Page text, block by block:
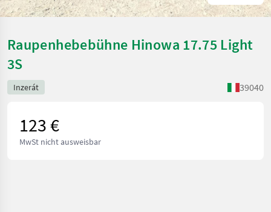
Raupenhebebühne Hinowa 17.75 Light
3S
Inzerát 39040
123 €
MwSt nicht ausweisbar